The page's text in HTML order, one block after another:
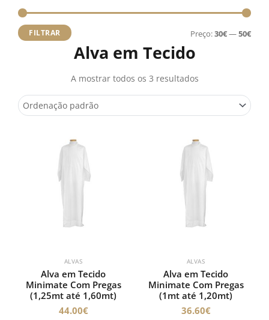
FILTRAR Preço:30€—50€
Alva em Tecido
A mostrar todos os 3 resultados
ALVAS
Alva em Tecido
Minimate Com Pregas
(1,25mt até 1,60mt)
44.00€
ALVAS
Alva em Tecido
Minimate Com Pregas
(1mt até 1,20mt)
36.60€